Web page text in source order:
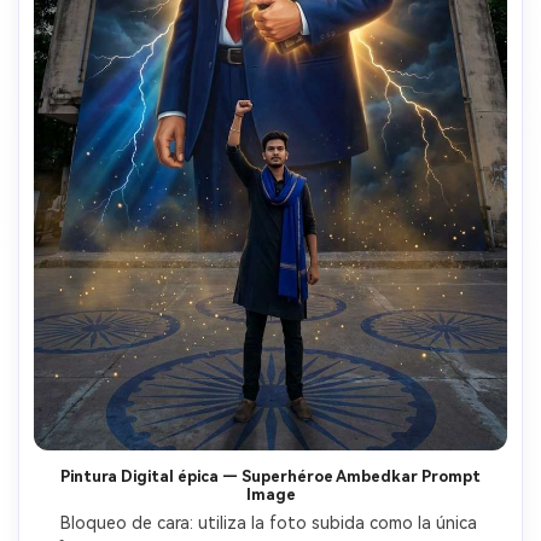
Pintura Digital épica — Superhéroe Ambedkar Prompt
Image
Bloqueo de cara: utiliza la foto subida como la única